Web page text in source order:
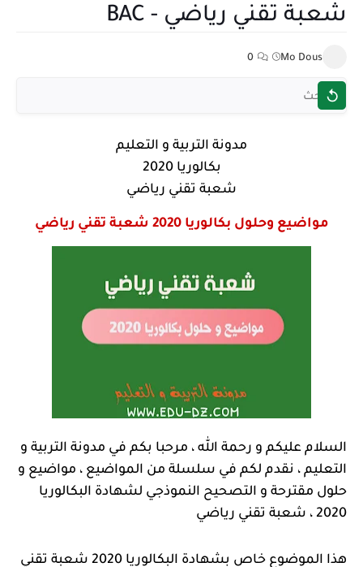
شعبة تقني رياضي - BAC
Mo Dous
0
مدونة التربية و التعليم
بكالوريا 2020
شعبة تقني رياضي
مواضيع وحلول بكالوريا 2020 شعبة تقني رياضي
السلام عليكم و رحمة الله ، مرحبا بكم في مدونة التربية و
التعليم ، نقدم لكم في سلسلة من المواضيع ، مواضيع و
حلول مقترحة و التصحيح النموذجي لشهادة البكالوريا
2020 ، شعبة تقني رياضي
هذا الموضوع خاص بشهادة البكالوريا 2020 شعبة تقني